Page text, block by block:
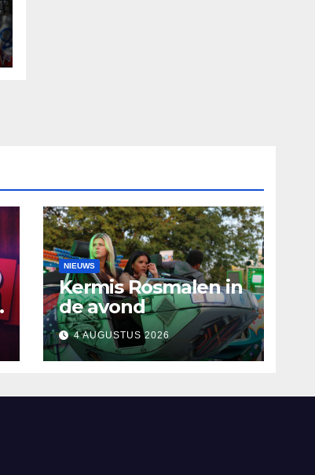
NIEUWS
Kermis Rosmalen in
de avond
4 AUGUSTUS 2026